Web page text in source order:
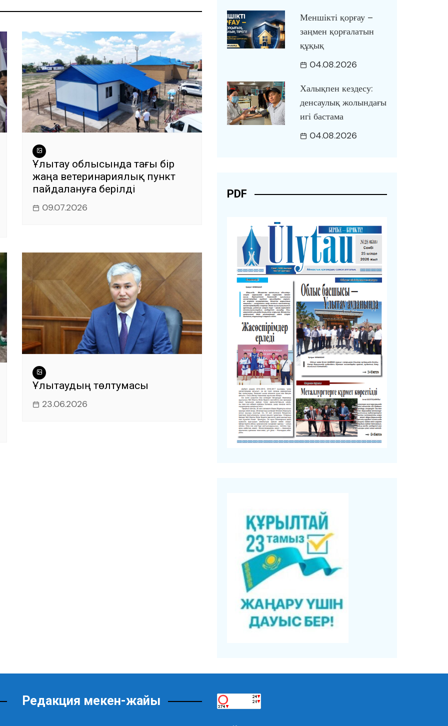
Ұлытау облысында тағы бір
жаңа ветеринариялық пункт
пайдалануға берілді
09.07.2026
Ұлытаудың төлтумасы
23.06.2026
Меншікті қорғау –
заңмен қорғалатын
құқық
04.08.2026
Халықпен кездесу:
денсаулық жолындағы
игі бастама
04.08.2026
PDF
Редакция мекен-жайы